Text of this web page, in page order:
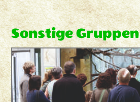
Sonstige Gruppen